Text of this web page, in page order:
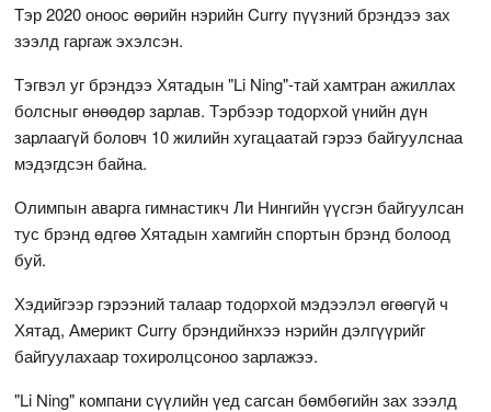
Тэр 2020 оноос өөрийн нэрийн Curry пүүзний брэндээ зах
зээлд гаргаж эхэлсэн.
Тэгвэл уг брэндээ Хятадын "Li Ning"-тай хамтран ажиллах
болсныг өнөөдөр зарлав. Тэрбээр тодорхой үнийн дүн
зарлаагүй боловч 10 жилийн хугацаатай гэрээ байгуулснаа
мэдэгдсэн байна.
Олимпын аварга гимнастикч Ли Нингийн үүсгэн байгуулсан
тус брэнд өдгөө Хятадын хамгийн спортын брэнд болоод
буй.
Хэдийгээр гэрээний талаар тодорхой мэдээлэл өгөөгүй ч
Хятад, Америкт Curry брэндийнхээ нэрийн дэлгүүрийг
байгуулахаар тохиролцсоноо зарлажээ.
"Li Ning" компани сүүлийн үед сагсан бөмбөгийн зах зээлд